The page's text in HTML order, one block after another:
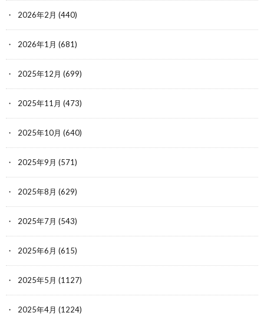
2026年2月 (440)
2026年1月 (681)
2025年12月 (699)
2025年11月 (473)
2025年10月 (640)
2025年9月 (571)
2025年8月 (629)
2025年7月 (543)
2025年6月 (615)
2025年5月 (1127)
2025年4月 (1224)